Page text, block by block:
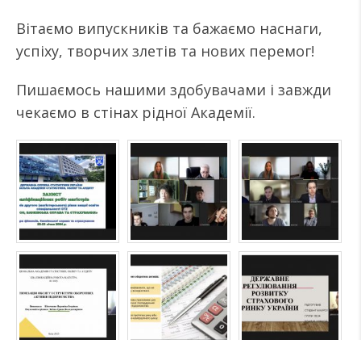
Вітаємо випускників та бажаємо наснаги,
успіху, творчих злетів та нових перемог!
Пишаємось нашими здобувачами і завжди
чекаємо в стінах рідної Академії.